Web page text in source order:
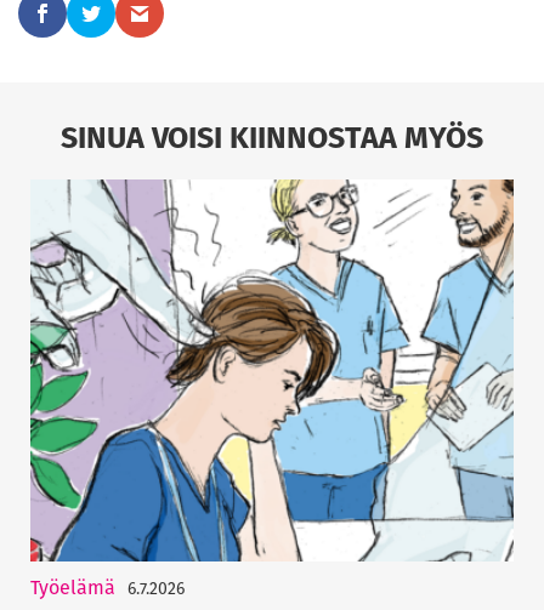
SINUA VOISI KIINNOSTAA MYÖS
Työelämä 6.7.2026